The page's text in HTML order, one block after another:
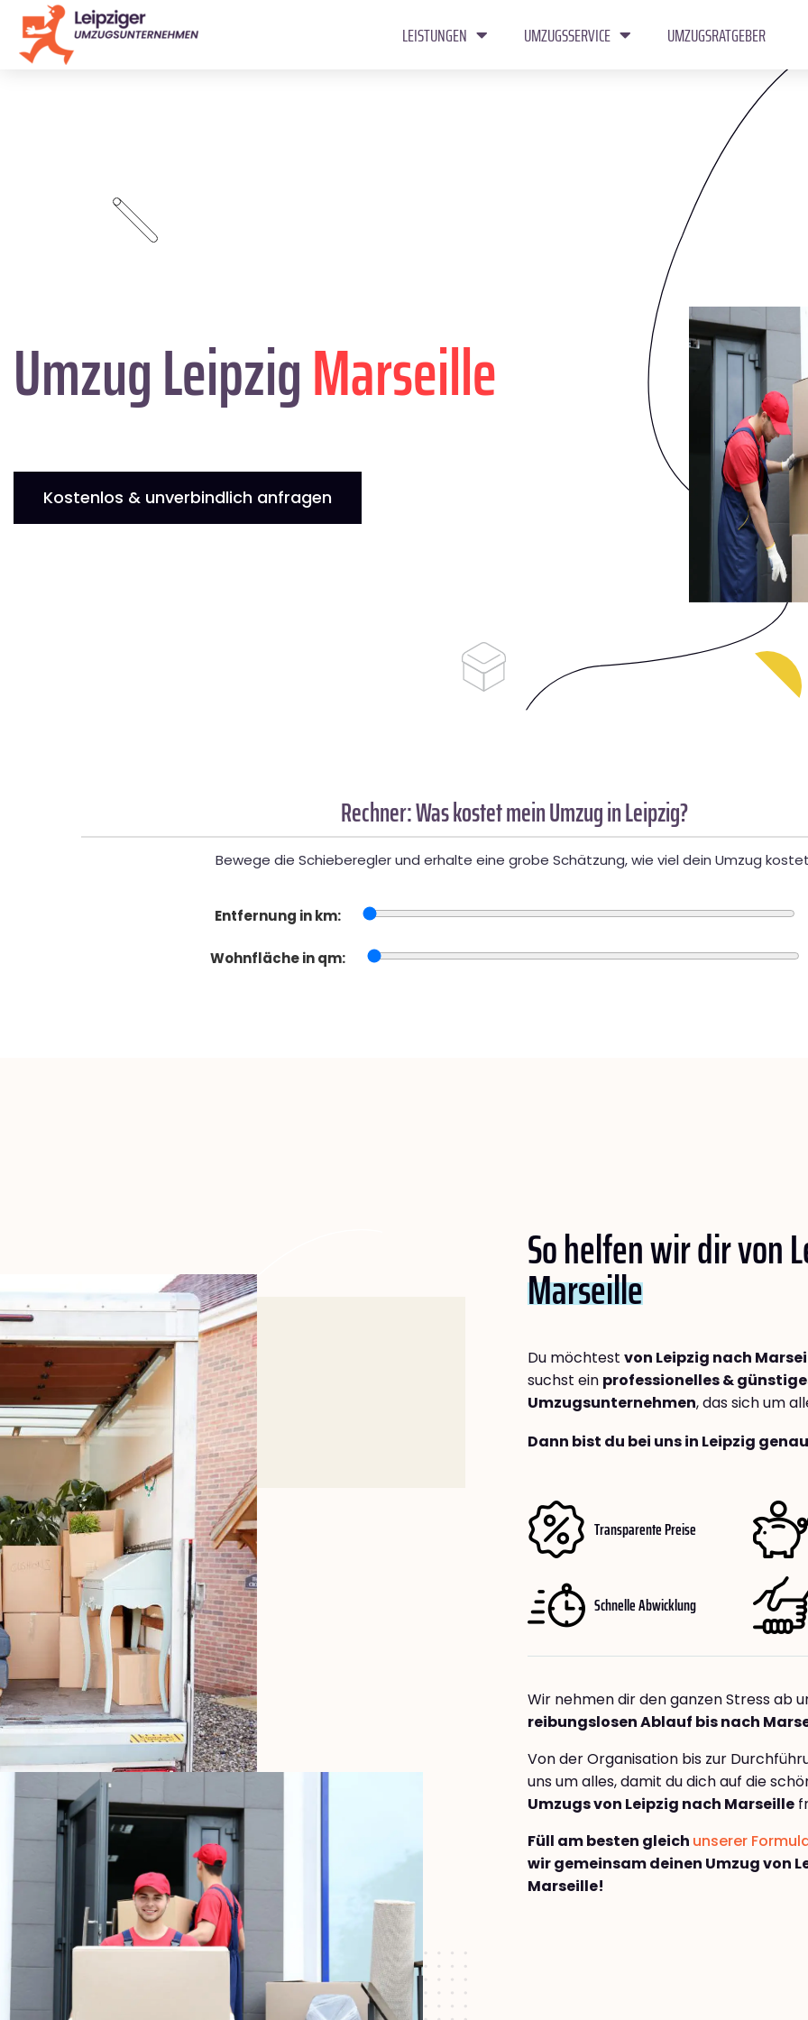
LEISTUNGEN UMZUGSSERVICE UMZUGSRATGEBER
Umzug LeipzigMarseille
Kostenlos & unverbindlich anfragen
Rechner: Was kostet mein Umzug in Leipzig?
Bewege die Schieberegler und erhalte eine grobe Schätzung, wie viel dein Umzug
Entfernung in km:
Wohnfläche in qm:
So helfen wir dir von
Marseille
Du möchtest von Leipzig nach
suchst ein professionelles &
Umzugsunternehmen, das sich um
Dann bist du bei uns in Leipzig
Transparente Preise
Schnelle Abwicklung
Wir nehmen dir den ganzen Stress ab
reibungslosen Ablauf bis nach
Von der Organisation bis zur
uns um alles, damit du dich auf die
Umzugs von Leipzig nach Marseille
Füll am besten gleich unserer
wir gemeinsam deinen Umzug von
Marseille!